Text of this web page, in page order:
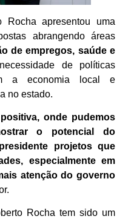
Rocha apresentou uma
abrangendo áreas
de empregos, saúde e
de políticas
a economia local e
no estado.
onde pudemos
o potencial do
projetos que
especialmente em
atenção do governo
Rocha tem sido um